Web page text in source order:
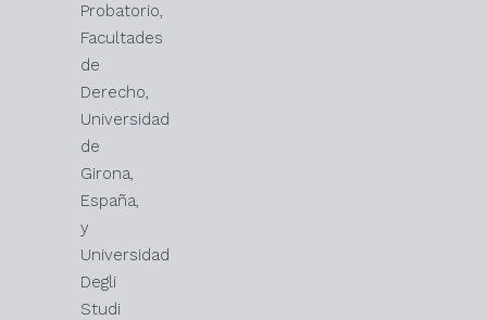
Probatorio,
Facultades
de
Derecho,
Universidad
de
Girona,
España,
y
Universidad
Degli
Studi